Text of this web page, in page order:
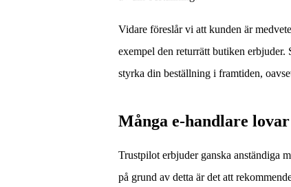
Vidare föreslår vi att kunden är
exempel den returrätt butiken
styrka din beställning i framtiden,
Många e-handlare
Trustpilot erbjuder ganska anständiga
på grund av detta är det att